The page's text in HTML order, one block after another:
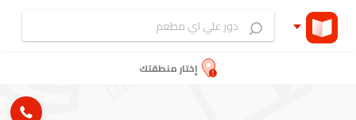
إختار منطقتك